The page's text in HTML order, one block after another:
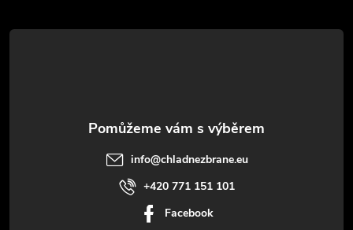
info@chladnezbrane.eu
+420 771 151 101
Facebook